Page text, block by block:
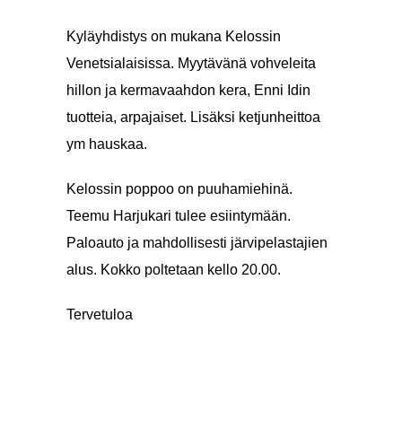
Kyläyhdistys on mukana Kelossin
Venetsialaisissa. Myytävänä vohveleita
hillon ja kermavaahdon kera, Enni Idin
tuotteia, arpajaiset. Lisäksi ketjunheittoa
ym hauskaa.
Kelossin poppoo on puuhamiehinä.
Teemu Harjukari tulee esiintymään.
Paloauto ja mahdollisesti järvipelastajien
alus. Kokko poltetaan kello 20.00.
Tervetuloa